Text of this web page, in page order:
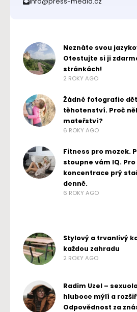
Neznáte svou
Otestujte si ji
stránkách!
2 ROKY AGO
Žádné fotografie
těhotenství. Proč
mateřství?
6 ROKY AGO
Fitness pro mozek.
stoupne vám IQ.
koncentrace prý
denně.
6 ROKY AGO
Stylový a trvanlivý
každou zahradu
2 ROKY AGO
Radim Uzel –
hluboce mýlí a
Odpovědnost za